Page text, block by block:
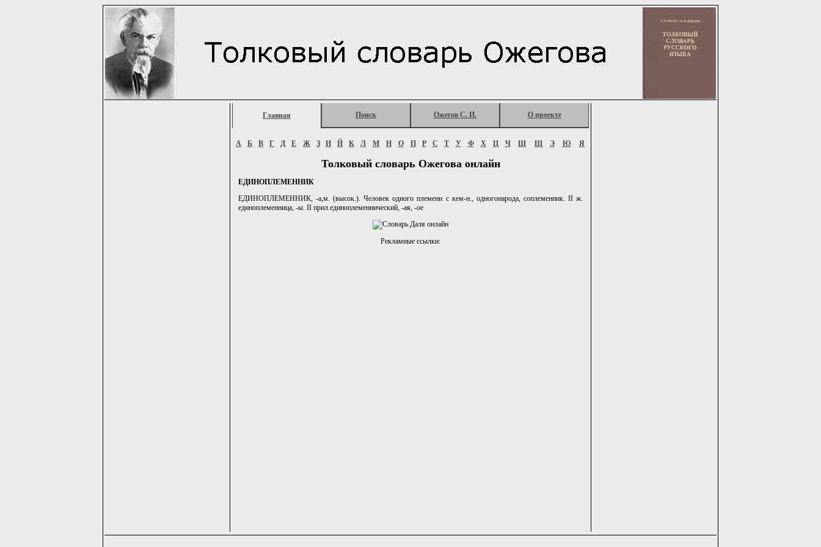
Главная Поиск Ожегов С. И. О проекте
А Б В Г Д Е Ж З И Й К Л М Н О П Р С Т У Ф Х Ц Ч Ш Щ Э Ю Я
Толковый словарь Ожегова онлайн
ЕДИНОПЛЕМЕННИК
ЕДИНОПЛЕМЕННИК, -а,м. (высок.). Человек одного племени с кем-н., одногонарода, соплеменник. II ж.
единоплеменница, -ы. II прил.единоплеменнический, -ая, -ое
Рекламные ссылки: